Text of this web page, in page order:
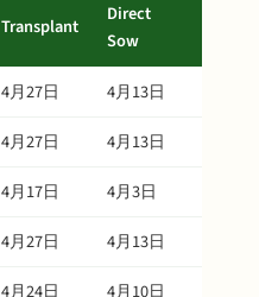
Transplant
Direct
Sow
4月27日 4月13日
4月27日 4月13日
4月17日 4月3日
4月27日 4月13日
4月24日 4月10日